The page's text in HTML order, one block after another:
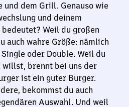
und dem Grill. Genauso wie
und deinem
Weil du großen
auch wahre Größe: nämlich
oder Double. Weil du
willst, brennt bei uns der
ist ein guter Burger.
bekommst du auch
Auswahl. Und weil